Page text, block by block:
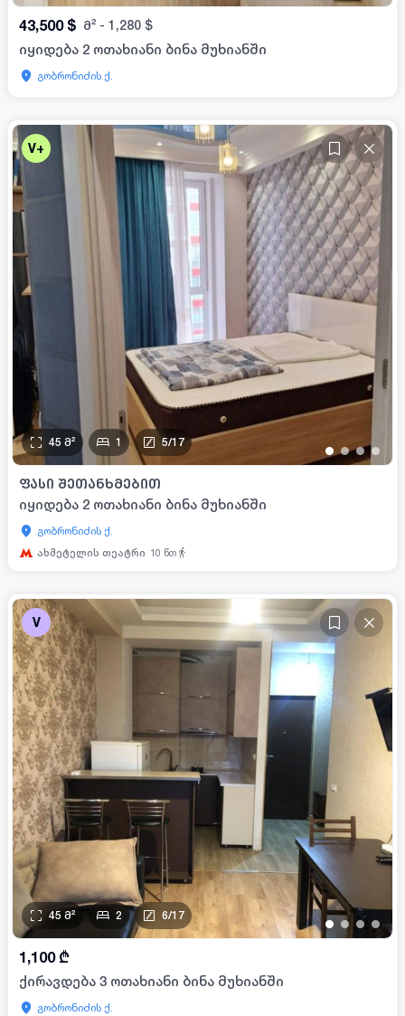
43,500 $ მ² - 1,280 $
იყიდება 2 ოთახიანი ბინა მუხიანში
გობრონიძის ქ.
V+
••••
45 მ² 1 5/17
ᲤᲐᲡᲘ ᲨᲔᲗᲐᲜᲮᲛᲔᲑᲘᲗ
იყიდება 2 ოთახიანი ბინა მუხიანში
გობრონიძის ქ.
ახმეტელის თეატრი 10 წთ
V
•• • •
45 მ² 2 6/17
1,100 ₾
ქირავდება 3 ოთახიანი ბინა მუხიანში
გობრონიძის ქ.